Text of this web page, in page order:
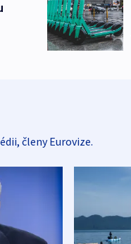
členy Eurovize.